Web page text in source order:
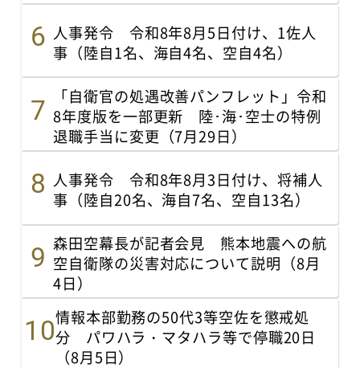
人事発令 令和8年8月5日付け、1佐人
事（陸自1名、海自4名、空自4名）
「自衛官の処遇改善パンフレット」令和
8年度版を一部更新 陸･海･空士の特例
退職手当に変更（7月29日）
人事発令 令和8年8月3日付け、将補人
事（陸自20名、海自7名、空自13名）
森田空幕長が記者会見 熊本地震への航
空自衛隊の災害対応について説明（8月
4日）
情報本部勤務の50代3等空佐を懲戒処
分 パワハラ・マタハラ等で停職20日
（8月5日）